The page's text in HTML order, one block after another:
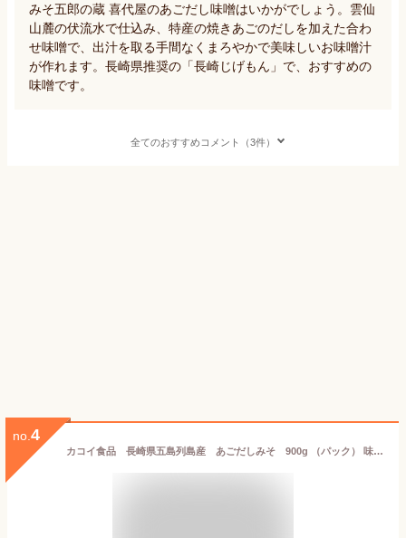
みそ五郎の蔵 喜代屋のあごだし味噌はいかがでしょう。雲仙
山麓の伏流水で仕込み、特産の焼きあごのだしを加えた合わ
せ味噌で、出汁を取る手間なくまろやかで美味しいお味噌汁
が作れます。長崎県推奨の「長崎じげもん」で、おすすめの
味噌です。
全てのおすすめコメント（3件）
no. 4
カコイ食品 長崎県五島列島産 あごだしみそ 900g （パック） 味噌 業務用